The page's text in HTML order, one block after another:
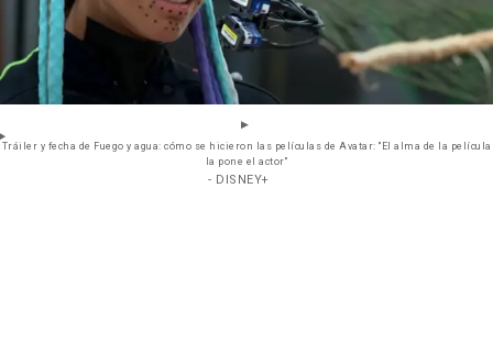
Tráiler y fecha de Fuego y agua: cómo se hicieron las películas de Avatar: "El alma de la película
la pone el actor"
- DISNEY+